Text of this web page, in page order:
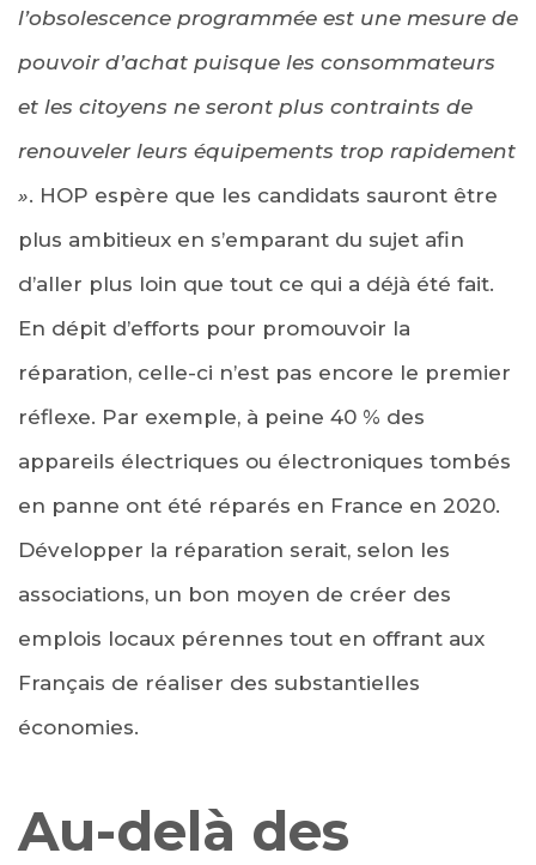
l’obsolescence programmée est une mesure de
pouvoir d’achat puisque les consommateurs
et les citoyens ne seront plus contraints de
renouveler leurs équipements trop rapidement
». HOP espère que les candidats sauront être
plus ambitieux en s’emparant du sujet afin
d’aller plus loin que tout ce qui a déjà été fait.
En dépit d’efforts pour promouvoir la
réparation, celle-ci n’est pas encore le premier
réflexe. Par exemple, à peine 40 % des
appareils électriques ou électroniques tombés
en panne ont été réparés en France en 2020.
Développer la réparation serait, selon les
associations, un bon moyen de créer des
emplois locaux pérennes tout en offrant aux
Français de réaliser des substantielles
économies.
Au-delà des